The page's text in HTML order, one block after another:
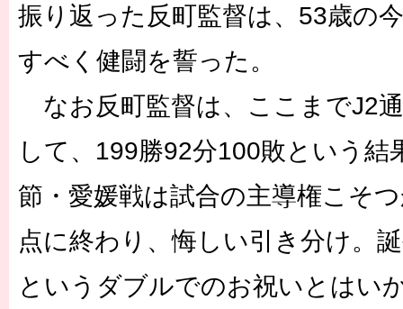
振り返った反町監督は、53歳の
すべく健闘を誓った。
なお反町監督は、ここまでJ2
して、199勝92分100敗という結
節・愛媛戦は試合の主導権こそ
点に終わり、悔しい引き分け。
というダブルでのお祝いとはい